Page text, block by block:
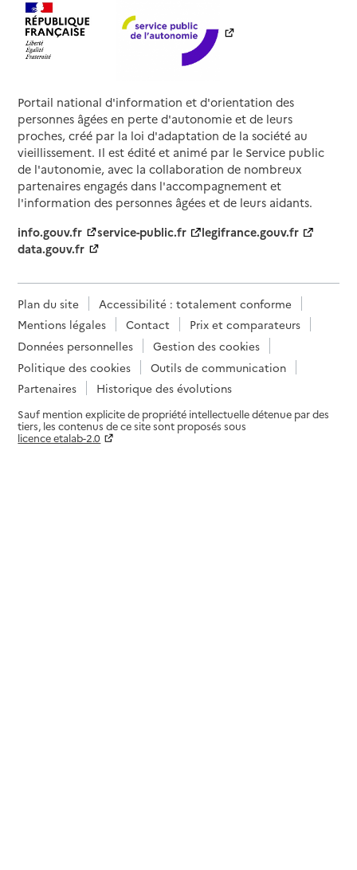
Portail national d'information et d'orientation des
personnes âgées en perte d'autonomie et de leurs
proches, créé par la loi d'adaptation de la société au
vieillissement. Il est édité et animé par le Service public
de l'autonomie, avec la collaboration de nombreux
partenaires engagés dans l'accompagnement et
l'information des personnes âgées et de leurs aidants.
info.gouv.fr
service-public.fr
legifrance.gouv.fr
data.gouv.fr
Plan du site
Accessibilité : totalement conforme
Mentions légales
Contact
Prix et comparateurs
Données personnelles
Gestion des cookies
Politique des cookies
Outils de communication
Partenaires
Historique des évolutions
Sauf mention explicite de propriété intellectuelle détenue par des
tiers, les contenus de ce site sont proposés sous
licence etalab-2.0